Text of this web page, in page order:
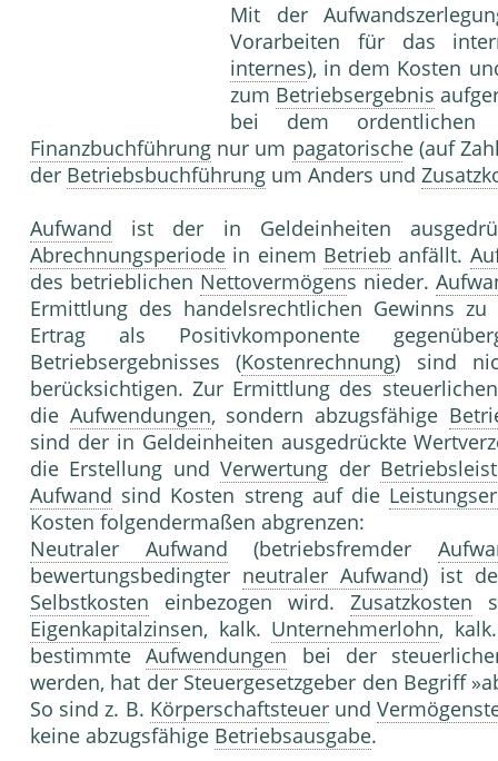
Mit der
Vorarbeiten für das
internes), in dem Kosten
zum Betriebsergebnis
bei dem
Finanzbuchführung nur um pagatorische (auf
der Betriebsbuchführung um Anders und
Aufwand ist der in Geldeinheiten
Abrechnungsperiode in einem Betrieb anfällt.
des betrieblichen Nettovermögens nieder.
Ermittlung des handelsrechtlichen Gewinns
Ertrag als Positivkomponente
Betriebsergebnisses (Kostenrechnung) sind
berücksichtigen. Zur Ermittlung des
die Aufwendungen, sondern abzugsfähige
sind der in Geldeinheiten ausgedrückte
die Erstellung undVerwertung der
Aufwand sind Kosten streng auf die
Kosten folgendermaßen abgrenzen:
Neutraler Aufwand (betriebsfremder
bewertungsbedingter neutraler Aufwand) ist
Selbstkosten einbezogen wird. Zusatzkosten
Eigenkapitalzinsen, kalk. Unternehmerlohn,
bestimmteAufwendungen bei der
werden, hat der Steuergesetzgeber den Begriff
So sind z. B. Körperschaftsteuerund
keine abzugsfähige Betriebsausgabe.